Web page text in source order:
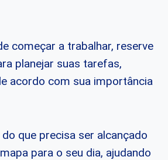
começar a trabalhar, reserve
planejar suas tarefas,
acordo com sua importância
que precisa ser alcançado
para o seu dia, ajudando